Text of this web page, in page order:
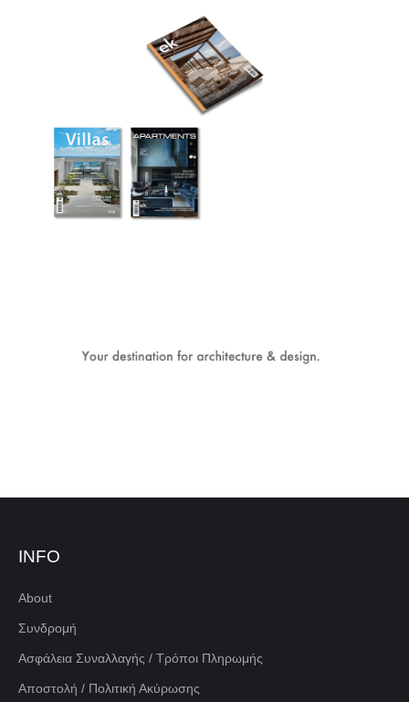
INFO
About
Συνδρομή
Ασφάλεια Συναλλαγής / Τρόποι Πληρωμής
Αποστολή / Πολιτική Ακύρωσης